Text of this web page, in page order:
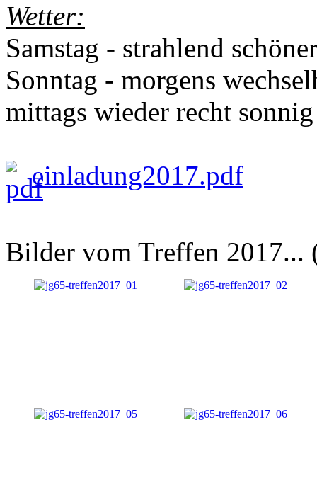
Wetter:
Samstag - strahlend
Sonntag - morgens
mittags wieder recht
einladung2017.pdf
Bilder vom Treffen 2017...